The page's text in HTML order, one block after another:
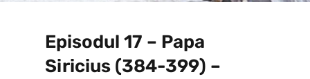
Episodul 17 – Papa
Siricius (384-399) –